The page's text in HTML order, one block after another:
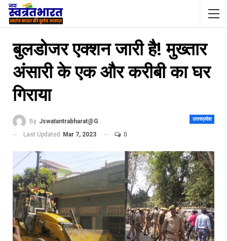
बुलडोजर एक्शन जारी है! मुख्तार
अंसारी के एक और करीबी का घर
गिराया
उत्तरप्रदेश
By Jswatantrabharat@gmail.com
Last Updated Mar 7, 2023 0